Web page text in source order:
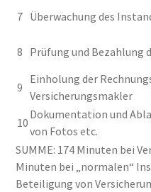
7 Überwachung des
8 Prüfung und Bezahlung
9
Einholung der
Versicherungsmakler
10
Dokumentation und
von Fotos etc.
SUMME: 174 Minuten bei
Minuten bei „normalen“
Beteiligung von